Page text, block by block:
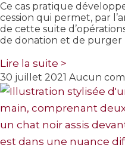
Ce cas pratique
cession qui permet, par
de cette suite
de donation et de purger
Lire la suite >
30 juillet 2021 Aucun